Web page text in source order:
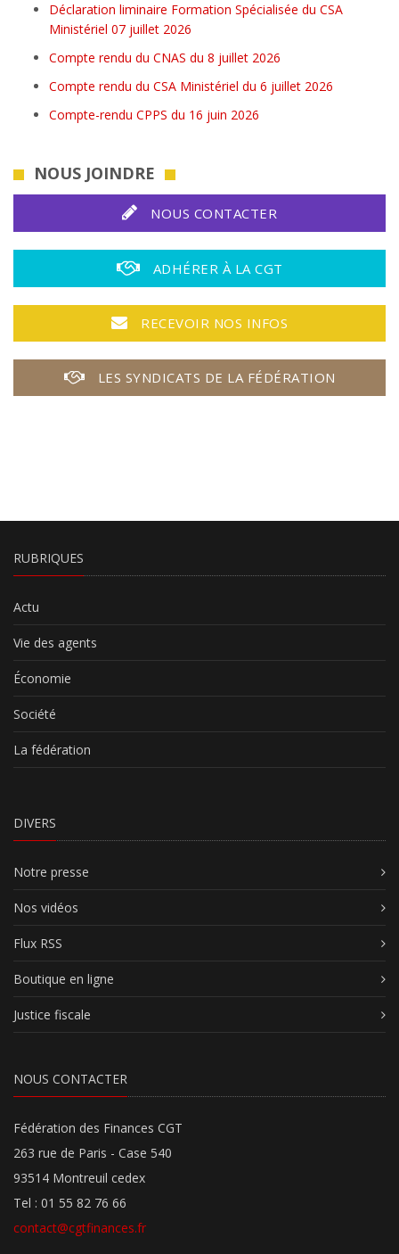
Déclaration liminaire Formation Spécialisée du CSA
Ministériel 07 juillet 2026
Compte rendu du CNAS du 8 juillet 2026
Compte rendu du CSA Ministériel du 6 juillet 2026
Compte-rendu CPPS du 16 juin 2026
NOUS JOINDRE
NOUS CONTACTER
ADHÉRER À LA CGT
RECEVOIR NOS INFOS
LES SYNDICATS DE LA FÉDÉRATION
RUBRIQUES
Actu
Vie des agents
Économie
Société
La fédération
DIVERS
Notre presse
Nos vidéos
Flux RSS
Boutique en ligne
Justice fiscale
NOUS CONTACTER
Fédération des Finances CGT
263 rue de Paris - Case 540
93514 Montreuil cedex
Tel : 01 55 82 76 66
contact@cgtfinances.fr